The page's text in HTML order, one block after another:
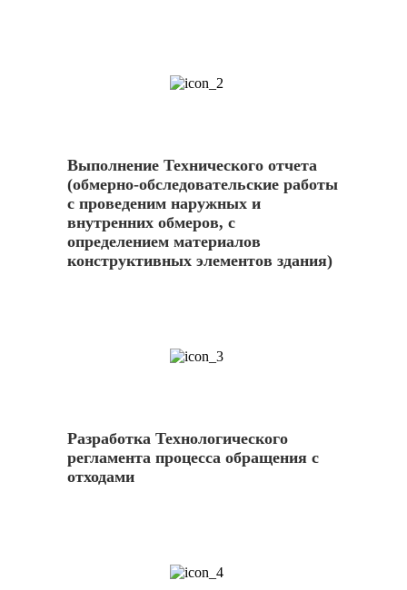
Выполнение Технического отчета
(обмерно-обследовательские работы
с проведеним наружных и
внутренних обмеров, с
определением материалов
конструктивных элементов здания)
Разработка Технологического
регламента процесса обращения с
отходами